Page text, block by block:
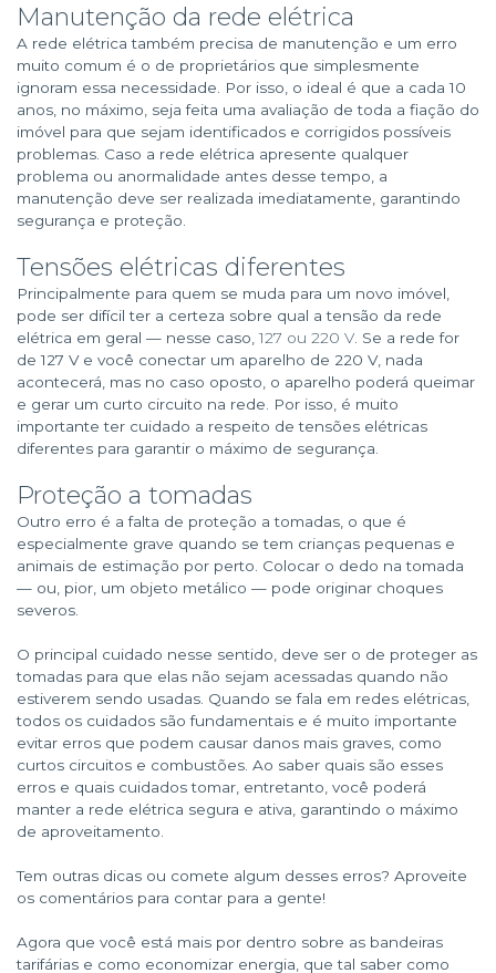
Manutenção da rede elétrica
A rede elétrica também precisa de manutenção e um erro
muito comum é o de proprietários que simplesmente
ignoram essa necessidade. Por isso, o ideal é que a cada 10
anos, no máximo, seja feita uma avaliação de toda a fiação do
imóvel para que sejam identificados e corrigidos possíveis
problemas. Caso a rede elétrica apresente qualquer
problema ou anormalidade antes desse tempo, a
manutenção deve ser realizada imediatamente, garantindo
segurança e proteção.
Tensões elétricas diferentes
Principalmente para quem se muda para um novo imóvel,
pode ser difícil ter a certeza sobre qual a tensão da rede
elétrica em geral — nesse caso, 127 ou 220 V . Se a rede for
de 127 V e você conectar um aparelho de 220 V, nada
acontecerá, mas no caso oposto, o aparelho poderá queimar
e gerar um curto circuito na rede. Por isso, é muito
importante ter cuidado a respeito de tensões elétricas
diferentes para garantir o máximo de segurança.
Proteção a tomadas
Outro erro é a falta de proteção a tomadas, o que é
especialmente grave quando se tem crianças pequenas e
animais de estimação por perto. Colocar o dedo na tomada
— ou, pior, um objeto metálico — pode originar choques
severos.
O principal cuidado nesse sentido, deve ser o de proteger as
tomadas para que elas não sejam acessadas quando não
estiverem sendo usadas. Quando se fala em redes elétricas,
todos os cuidados são fundamentais e é muito importante
evitar erros que podem causar danos mais graves, como
curtos circuitos e combustões. Ao saber quais são esses
erros e quais cuidados tomar, entretanto, você poderá
manter a rede elétrica segura e ativa, garantindo o máximo
de aproveitamento.
Tem outras dicas ou comete algum desses erros? Aproveite
os comentários para contar para a gente!
Agora que você está mais por dentro sobre as bandeiras
tarifárias e como economizar energia, que tal saber como